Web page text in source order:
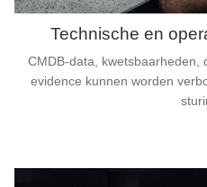
Technische en
CMDB-data, kwetsbaarheden,
evidence kunnen worden